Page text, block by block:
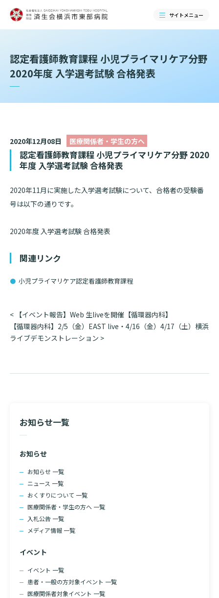
サイトメニュー
当院のご紹介
当院のご紹介トップ
院長あいさつ
幹部紹介
施設概要と沿革
倫理に関する事
数字で見る東部病院のいま
研究・業績
特長
東部病院の特長
一歩先の医療の提供
広報誌「とーぶたいむ」
公式SNSアカウント一覧
再診の方へ
セカンドオピニオンのご案内
入院中の過ごし方
ご来院にあたって
交通アクセス
院内のルールについて
フロアマップ
院内施設のご案内
医療機関・医療者の方へ
医療連携センターについて
医療連携センター長ごあいさつ
連携登録医療機関一覧
訪問看護指示書について
医療関係者向け講習・研修
人材開発センター
当院退職後のカルテ閲覧手続きについて
当院退職後のカルテ閲覧手続き
お知らせ
採用情報
病院ボランティア募集
ご寄付のお願い
臨床研究センターのご紹介
クラウドファンディング
ご相談・お問い合わせ
認定看護師教育課程 小児プライマリケア分野
2020年度 入学選考試験 合格発表
2020年12月08日 医療関係者・学生の方へ
認定看護師教育課程 小児プライマリケア分野 2020
年度 入学選考試験 合格発表
2020年11月に実施した入学選考試験について、合格者の受験番
号は以下の通りです。
2020年度 入学選考試験 合格発表
関連リンク
小児プライマリケア認定看護師教育課程
投
稿
ナ
ー
< 【イベント報告】Web 生liveを開催【循環器内科】
【循環器内科】2/5（金）EAST live・4/16（金）4/17（土）横浜
ライブデモンストレーション >
お知らせ一覧
お知らせ
お知らせ 一覧
ニュース 一覧
おくすりについて 一覧
医療関係者・学生の方へ 一覧
入札公告 一覧
メディア情報 一覧
イベント
イベント 一覧
患者・一般の方対象イベント 一覧
医療関係者対象イベント 一覧